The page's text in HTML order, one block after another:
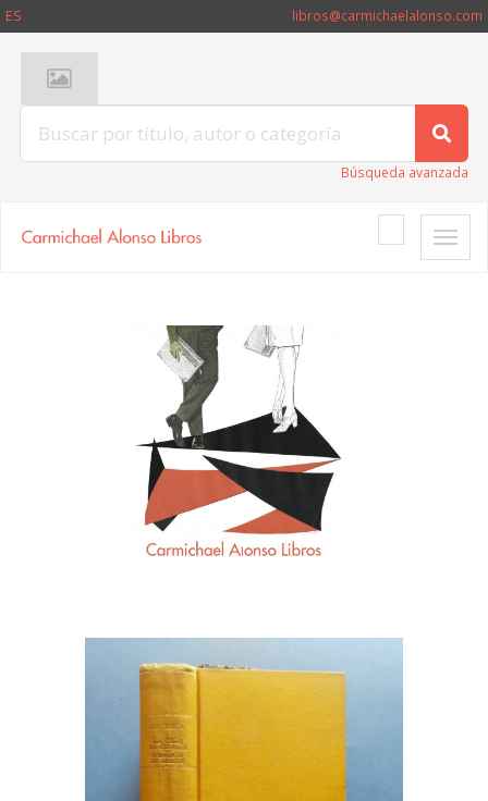
ES libros@carmichaelalonso.com
Búsqueda avanzada
Toggle